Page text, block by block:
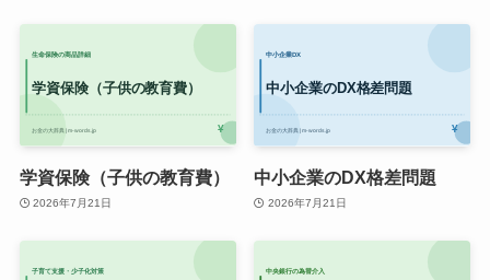
学資保険（子供の教育費）
2026年7月21日
中小企業のDX格差問題
2026年7月21日